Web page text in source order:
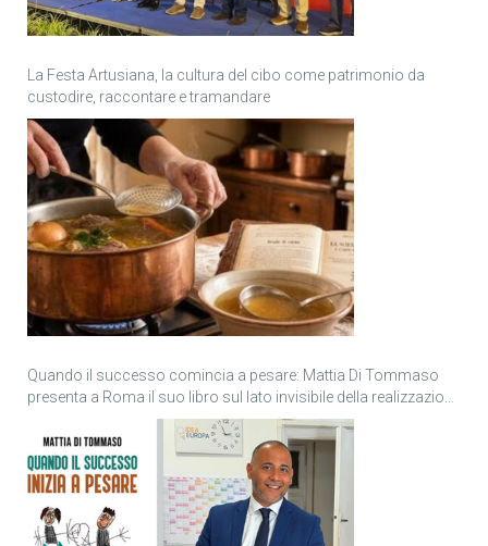
La Festa Artusiana, la cultura del cibo come patrimonio da
custodire, raccontare e tramandare
Quando il successo comincia a pesare: Mattia Di Tommaso
presenta a Roma il suo libro sul lato invisibile della realizzazione